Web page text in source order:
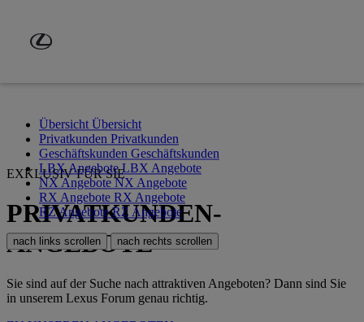
Übersicht Übersicht
Privatkunden Privatkunden
Geschäftskunden Geschäftskunden
LBX AngeboteLBX Angebote
NX AngeboteNX Angebote
RX Angebote RX Angebote
RZ AngeboteRZ Angebote
nach links scrollen nach rechts scrollen
EXKLUSIV FÜR SIE
PRIVATKUNDEN-
ANGEBOTE
Sie sind auf der Suche nach attraktiven Angeboten? Dann sind Sie
in unserem Lexus Forum genau richtig.